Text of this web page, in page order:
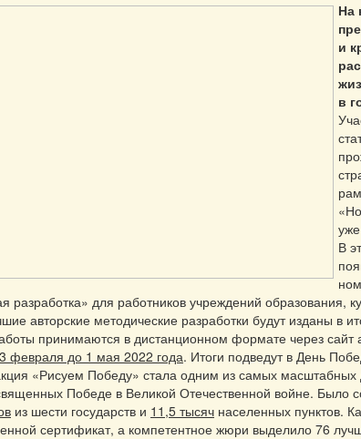
На
и
в
уже
В
разработка» для работников учреждений образования,
авторские методические разработки будут изданы в
принимаются в дистанционном формате через сайт
февраля до 1 мая 2022 года. Итоги подведут в День
«Рисуем Победу» стала одним из самых масштабных
Победе в Великой Отечественной войне. Было
из шести государств и 11,5 тысяч населенных пунктов.
сертификат, а компетентное жюри выделило 76